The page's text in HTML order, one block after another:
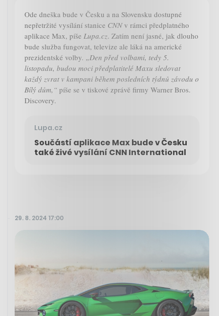
Ode dneška bude v Česku a na Slovensku dostupné
nepřetržité vysílání stanice CNNv rámci předplatného
aplikace Max, píše Lupa.cz. Zatím není jasné, jak dlouho
bude služba fungovat, televize ale láká na americké
prezidentské volby. „Den před volbami, tedy 5.
listopadu, budou moci předplatitelé Maxu sledovat
každý zvrat v kampani během posledních týdnů závodu o
Bílý dům,“ píše se v tiskové zprávě firmy Warner Bros.
Discovery.
Lupa.cz
Součástí aplikace Max bude v Česku
také živé vysílání CNN International
29. 8. 2024 17:00